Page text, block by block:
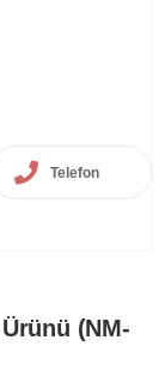
Telefon
(NM-